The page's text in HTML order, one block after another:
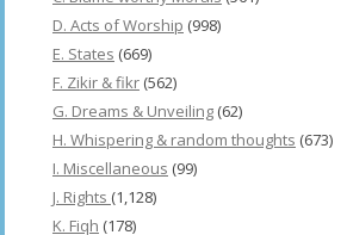
D. Acts of Worship (998)
E. States (669)
F. Zikir & fikr (562)
G. Dreams & Unveiling (62)
H. Whispering & random thoughts (673)
I. Miscellaneous (99)
J. Rights (1,128)
K. Fiqh (178)